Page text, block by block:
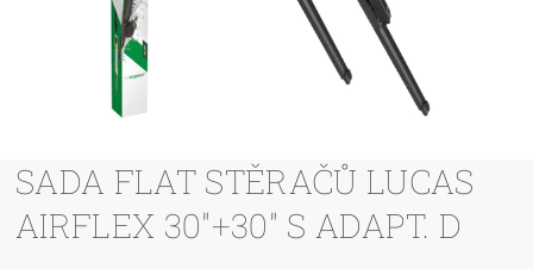
SADA FLAT STĚRAČŮ LUCAS
AIRFLEX 30"+30" S ADAPT. D